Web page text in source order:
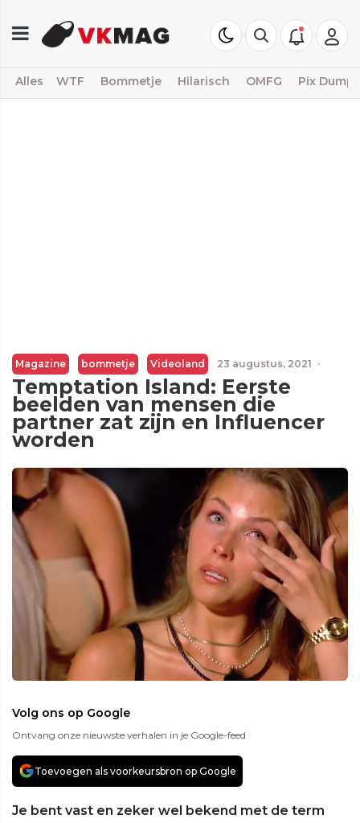
Alles WTF Bommetje Hilarisch OMFG Pix Dump
Magazine bommetje Videoland 23 augustus, 2021 ·
Temptation Island: Eerste
beelden van mensen die
partner zat zijn en Influencer
worden
Volg ons op Google
Ontvang onze nieuwste verhalen in je Google-feed
Toevoegen als voorkeursbron op Google
Je bent vast en zeker wel bekend met de term